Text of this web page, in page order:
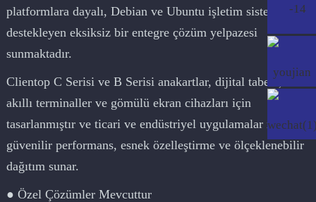
platformlara dayalı, Debian ve Ubuntu işletim sistemlerini
destekleyen eksiksiz bir entegre çözüm yelpazesi
sunmaktadır.
Clientop C Serisi ve B Serisi anakartlar, dijital tabela,
akıllı terminaller ve gömülü ekran cihazları için
tasarlanmıştır ve ticari ve endüstriyel uygulamalar için
güvenilir performans, esnek özelleştirme ve ölçeklenebilir
dağıtım sunar.
● Özel Çözümler Mevcuttur